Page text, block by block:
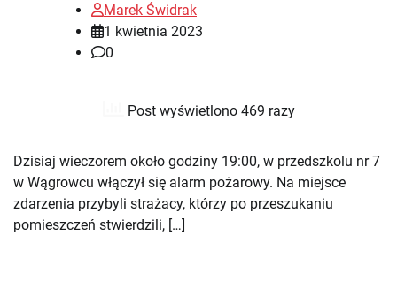
Marek Świdrak
1 kwietnia 2023
0
Post wyświetlono 469 razy
Dzisiaj wieczorem około godziny 19:00, w przedszkolu nr 7
w Wągrowcu włączył się alarm pożarowy. Na miejsce
zdarzenia przybyli strażacy, którzy po przeszukaniu
pomieszczeń stwierdzili, […]